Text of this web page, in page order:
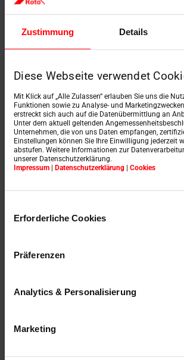
Zustimmung Details
Diese Webseite verwendet
Mit Klick auf „Alle Zulassen“ erlauben Sie uns die
Funktionen sowie zu Analyse- und
erstreckt sich auch auf die Datenübermittlung an
Unter dem aktuell geltenden
Unternehmen, die von uns Daten empfangen,
Einstellungen können Sie Ihre Einwilligung jederzeit
abstufen. Weitere Informationen zur
unserer Datenschutzerklärung.
Impressum | Datenschutzerklärung | Cookies
Erforderliche Cookies
Präferenzen
Analytics & Personalisierung
Marketing
Nechajte sa
Prezrite si reálne projekty a zistite, ako
Roto prinášajú do podkrovia viac